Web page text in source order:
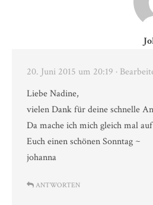
20. Juni 2015 um 20:19 ·
Liebe Nadine,
vielen Dank für deine schnelle
Da mache ich mich gleich mal
Euch einen schönen Sonntag ~
johanna
ANTWORTEN